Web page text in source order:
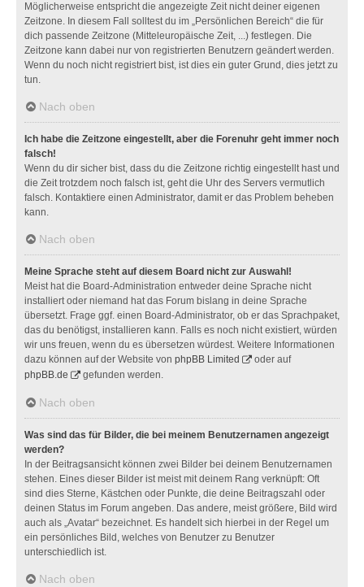
Möglicherweise entspricht die angezeigte Zeit nicht deiner eigenen
Zeitzone. In diesem Fall solltest du im „Persönlichen Bereich“ die für
dich passende Zeitzone (Mitteleuropäische Zeit, ...) festlegen. Die
Zeitzone kann dabei nur von registrierten Benutzern geändert werden.
Wenn du noch nicht registriert bist, ist dies ein guter Grund, dies jetzt zu
tun.
Nach oben
Ich habe die Zeitzone eingestellt, aber die Forenuhr geht immer noch
falsch!
Wenn du dir sicher bist, dass du die Zeitzone richtig eingestellt hast und
die Zeit trotzdem noch falsch ist, geht die Uhr des Servers vermutlich
falsch. Kontaktiere einen Administrator, damit er das Problem beheben
kann.
Nach oben
Meine Sprache steht auf diesem Board nicht zur Auswahl!
Meist hat die Board-Administration entweder deine Sprache nicht
installiert oder niemand hat das Forum bislang in deine Sprache
übersetzt. Frage ggf. einen Board-Administrator, ob er das Sprachpaket,
das du benötigst, installieren kann. Falls es noch nicht existiert, würden
wir uns freuen, wenn du es übersetzen würdest. Weitere Informationen
dazu können auf der Website von phpBB Limited
oder auf
phpBB.de
gefunden werden.
Nach oben
Was sind das für Bilder, die bei meinem Benutzernamen angezeigt
werden?
In der Beitragsansicht können zwei Bilder bei deinem Benutzernamen
stehen. Eines dieser Bilder ist meist mit deinem Rang verknüpft: Oft
sind dies Sterne, Kästchen oder Punkte, die deine Beitragszahl oder
deinen Status im Forum angeben. Das andere, meist größere, Bild wird
auch als „Avatar“ bezeichnet. Es handelt sich hierbei in der Regel um
ein persönliches Bild, welches von Benutzer zu Benutzer
unterschiedlich ist.
Nach oben